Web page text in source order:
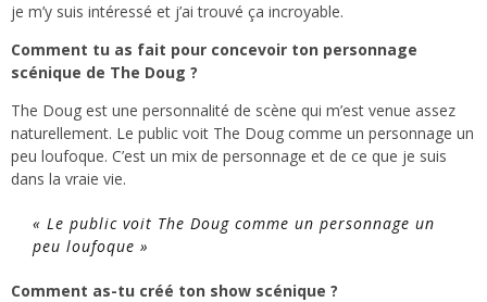
je m’y suis intéressé et j’ai trouvé ça incroyable.
Comment tu as fait pour concevoir ton personnage
scénique de The Doug ?
The Doug est une personnalité de scène qui m’est venue assez
naturellement. Le public voit The Doug comme un personnage un
peu loufoque. C’est un mix de personnage et de ce que je suis
dans la vraie vie.
« Le public voit The Doug comme un personnage un
peu loufoque »
Comment as-tu créé ton show scénique ?